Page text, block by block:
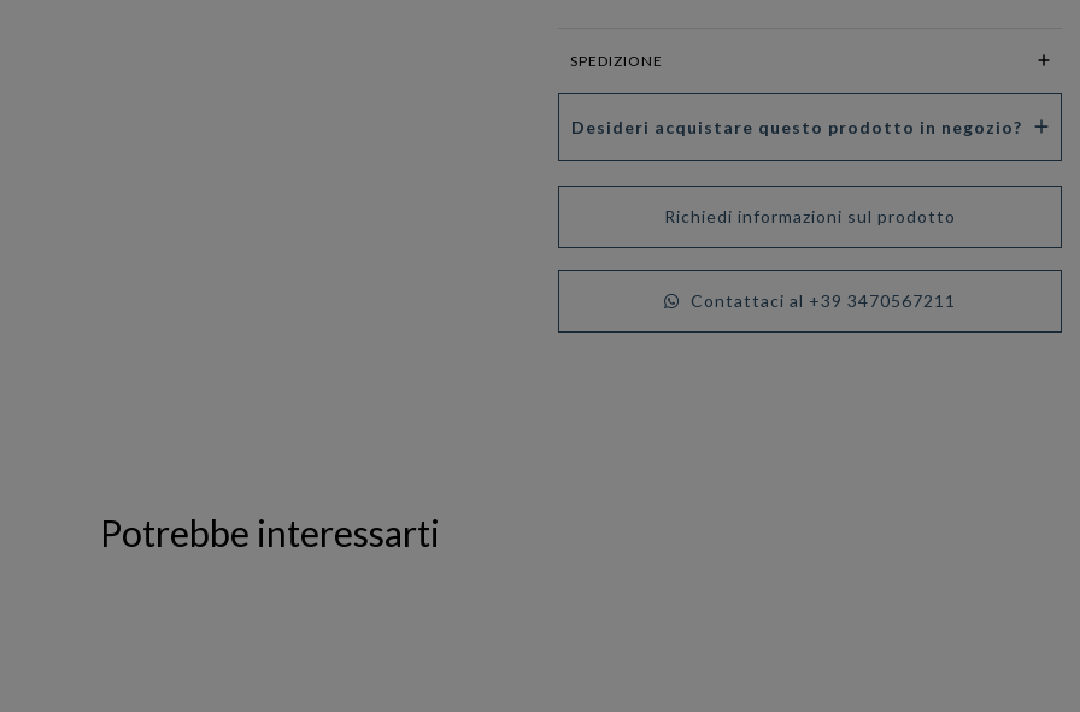
SPEDIZIONE
Desideri acquistare questo prodotto in negozio?
Richiedi informazioni sul prodotto
Contattaci al +39 3470567211
Potrebbe interessarti